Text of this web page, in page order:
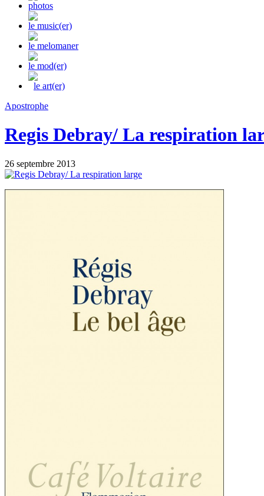
photos
le music(er)
le melomaner
le mod(er)
le art(er)
Apostrophe
Regis Debray/ La respiration
26 septembre 2013